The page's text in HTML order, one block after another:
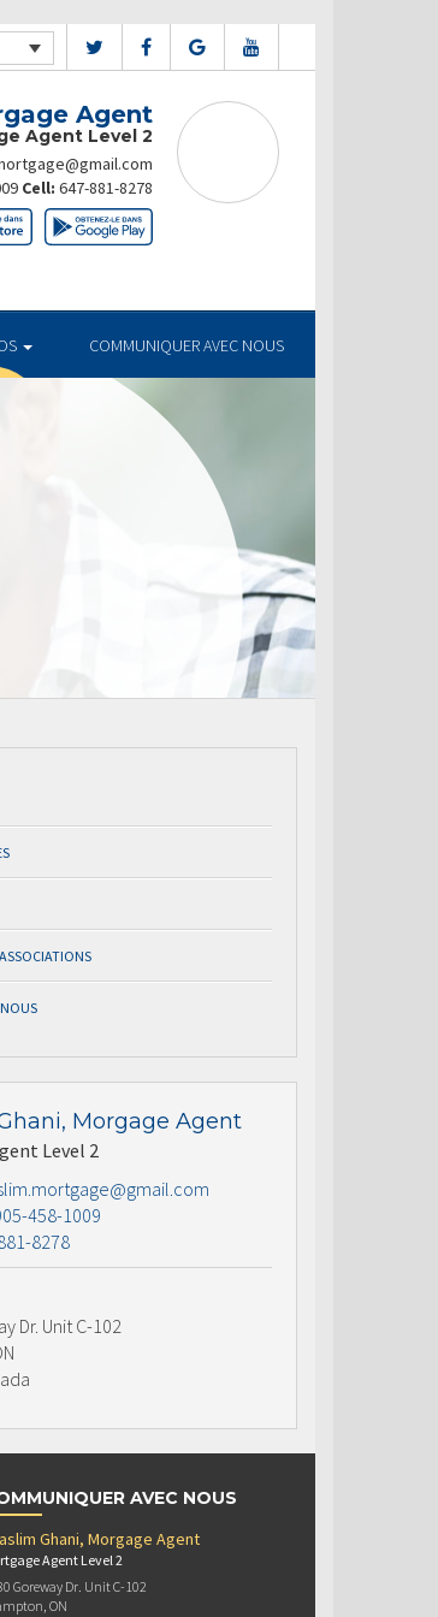
Agent
Agent Level 2
Cell: 647-881-8278
COMMUNIQUER AVEC NOUS
Morgage Agent
Level 2
458-1009
8278
Dr. Unit C-102
AVEC NOUS
Ghani, Morgage Agent
Agent Level 2
Goreway Dr. Unit C-102
ON